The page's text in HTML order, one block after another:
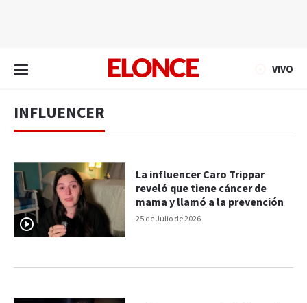
VIVO
INFLUENCER
25 de Julio de 2026
La influencer Caro Trippar
reveló que tiene cáncer de
mama y llamó a la prevención